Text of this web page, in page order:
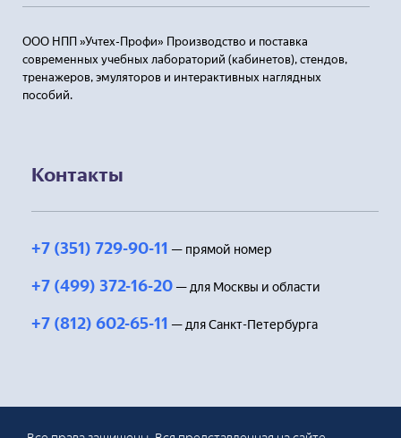
ООО НПП »Учтех-Профи» Производство и поставка
современных учебных лабораторий (кабинетов), стендов,
тренажеров, эмуляторов и интерактивных наглядных
пособий.
Контакты
+7 (351) 729-90-11 — прямой номер
+7 (499) 372-16-20 — для Москвы и области
+7 (812) 602-65-11 — для Санкт-Петербурга